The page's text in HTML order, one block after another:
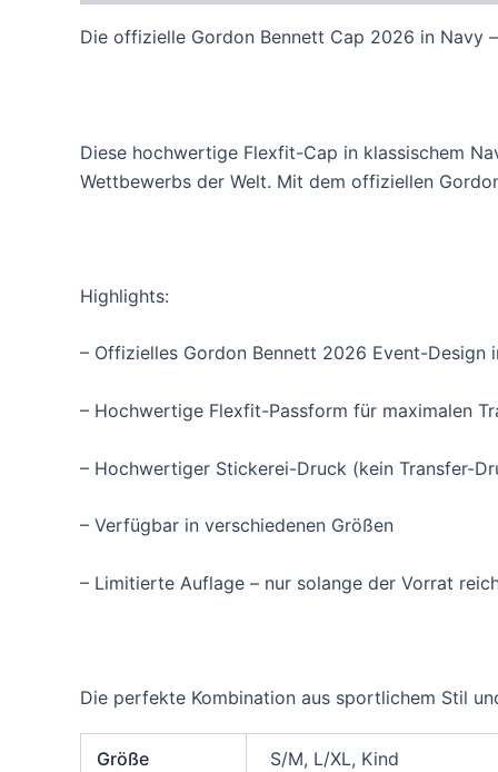
Die offizielle Gordon Bennett Cap 2026 in Navy
Diese hochwertige Flexfit-Cap in klassischem
Wettbewerbs der Welt. Mit dem offiziellen
Highlights:
– Offizielles Gordon Bennett 2026 Event-Design
– Hochwertige Flexfit-Passform für maximalen
– Hochwertiger Stickerei-Druck (kein Transfer-
– Verfügbar in verschiedenen Größen
– Limitierte Auflage – nur solange der Vorrat
Die perfekte Kombination aus sportlichem Stil
Größe S/M, L/XL, Kind